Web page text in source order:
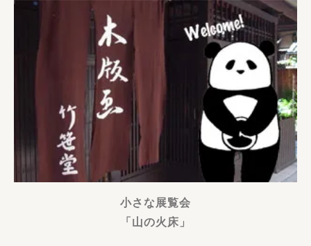
小さな展覧会
「山の火床」